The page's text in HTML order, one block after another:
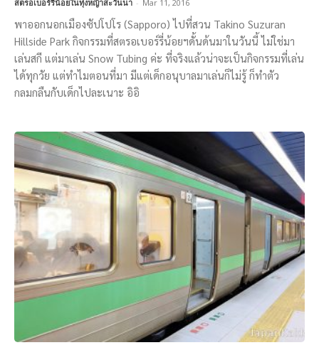
สตรอเบอร์รี่น้อยในทุ่งหญ้าสะวันนา - Mar 11, 2016
พาออกนอกเมืองซัปโปโร (Sapporo) ไปที่สวน Takino Suzuran
Hillside Park กิจกรรมที่สตรอเบอร์รี่น้อยฯดั้นด้นมาในวันนี้ ไม่ใช่มา
เล่นสกี แต่มาเล่น Snow Tubing ค่ะ ที่จริงแล้วน่าจะเป็นกิจกรรมที่เล่น
ได้ทุกวัย แต่ทำไมตอนที่มา มีแต่เด็กอนุบาลมาเล่นก็ไม่รู้ ก็ทำตัว
กลมกลืนกับเด็กไปละเนาะ อิอิ